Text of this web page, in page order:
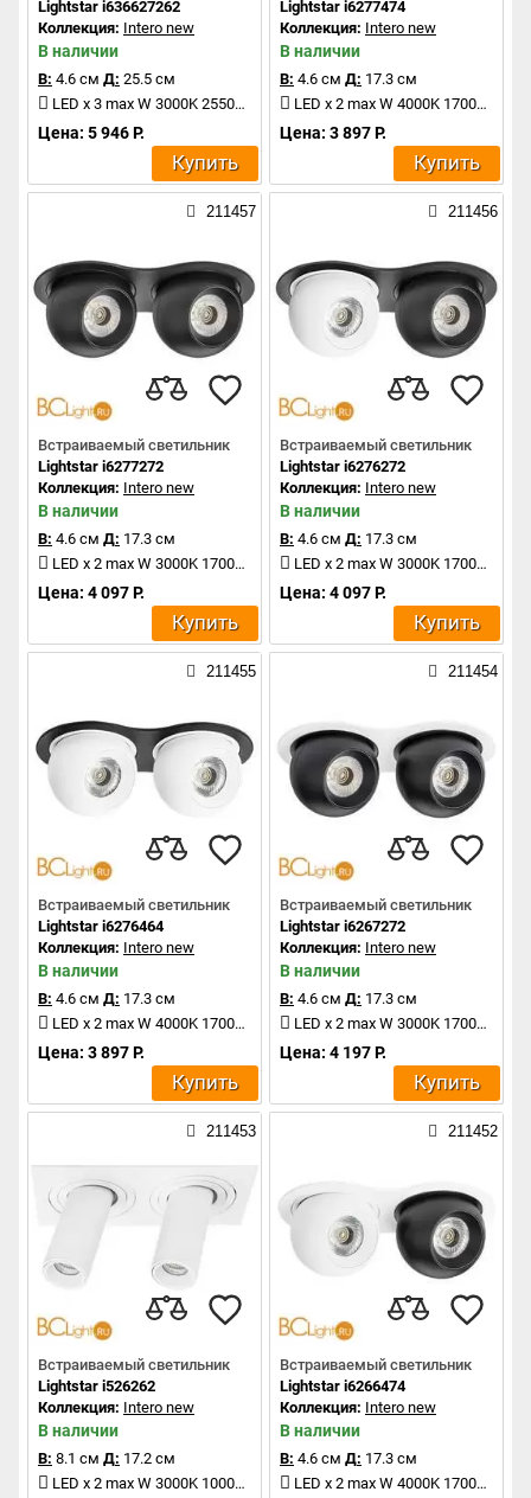
Lightstar i636627262
Коллекция: Intero new
В наличии
В: 4.6 см Д: 25.5 см
LED x 3 max W 3000K 2550Lm
Цена: 5 946 Р.
Купить
Lightstar i6277474
Коллекция: Intero new
В наличии
В: 4.6 см Д: 17.3 см
LED x 2 max W 4000K 1700Lm
Цена: 3 897 Р.
Купить
211457
Встраиваемый светильник
Lightstar i6277272
Коллекция: Intero new
В наличии
В: 4.6 см Д: 17.3 см
LED x 2 max W 3000K 1700Lm
Цена: 4 097 Р.
Купить
211456
Встраиваемый светильник
Lightstar i6276272
Коллекция: Intero new
В наличии
В: 4.6 см Д: 17.3 см
LED x 2 max W 3000K 1700Lm
Цена: 4 097 Р.
Купить
211455
Встраиваемый светильник
Lightstar i6276464
Коллекция: Intero new
В наличии
В: 4.6 см Д: 17.3 см
LED x 2 max W 4000K 1700Lm
Цена: 3 897 Р.
Купить
211454
Встраиваемый светильник
Lightstar i6267272
Коллекция: Intero new
В наличии
В: 4.6 см Д: 17.3 см
LED x 2 max W 3000K 1700Lm
Цена: 4 197 Р.
Купить
211453
Встраиваемый светильник
Lightstar i526262
Коллекция: Intero new
В наличии
В: 8.1 см Д: 17.2 см
LED x 2 max W 3000K 1000Lm
211452
Встраиваемый светильник
Lightstar i6266474
Коллекция: Intero new
В наличии
В: 4.6 см Д: 17.3 см
LED x 2 max W 4000K 1700Lm